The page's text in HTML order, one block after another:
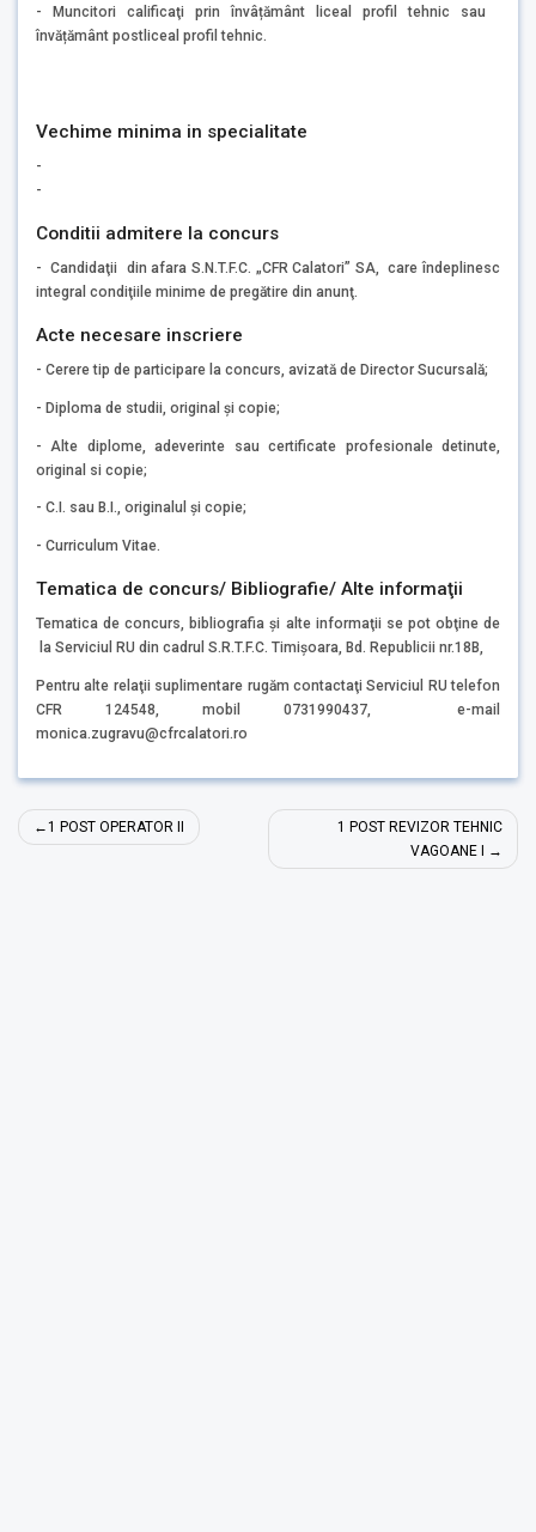
- Muncitori calificaţi prin învâțământ liceal profil tehnic sau
învățământ postliceal profil tehnic.
Vechime minima in specialitate
-
-
Conditii admitere la concurs
- Candidaţii din afara S.N.T.F.C. „CFR Calatori” SA, care îndeplinesc
integral condiţiile minime de pregătire din anunţ.
Acte necesare inscriere
- Cerere tip de participare la concurs, avizată de Director Sucursală;
- Diploma de studii, original şi copie;
- Alte diplome, adeverinte sau certificate profesionale detinute,
original si copie;
- C.I. sau B.I., originalul şi copie;
- Curriculum Vitae.
Tematica de concurs/ Bibliografie/ Alte informaţii
Tematica de concurs, bibliografia şi alte informaţii se pot obţine de
la Serviciul RU din cadrul S.R.T.F.C. Timişoara, Bd. Republicii nr.18B,
Pentru alte relaţii suplimentare rugăm contactaţi Serviciul RU telefon
CFR 124548, mobil 0731990437, e-mail
monica.zugravu@cfrcalatori.ro
Navigare
în
1 POST OPERATOR II
1 POST REVIZOR TEHNIC
VAGOANE I